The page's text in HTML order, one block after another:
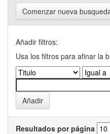
Comenzar nueva
Añadir filtros:
Usa los filtros para afinar la
Resultados por página